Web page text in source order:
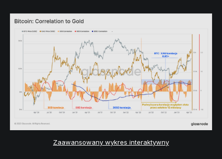
Zaawansowany wykres interaktywny